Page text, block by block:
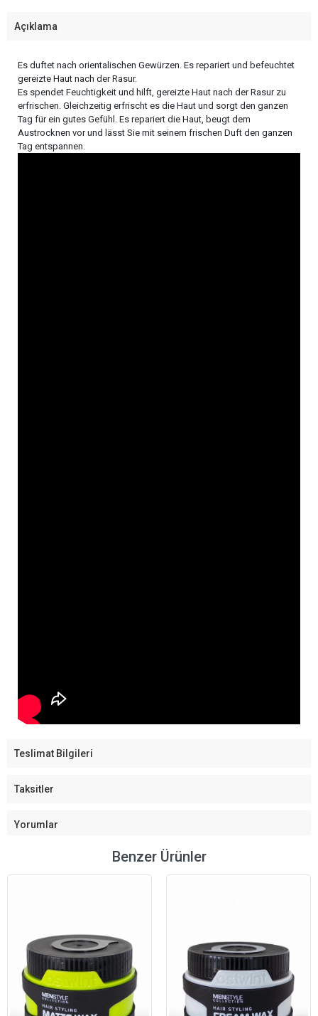
Açıklama
Es duftet nach orientalischen Gewürzen. Es repariert und befeuchtet
gereizte Haut nach der Rasur.
Es spendet Feuchtigkeit und hilft, gereizte Haut nach der Rasur zu
erfrischen. Gleichzeitig erfrischt es die Haut und sorgt den ganzen
Tag für ein gutes Gefühl. Es repariert die Haut, beugt dem
Austrocknen vor und lässt Sie mit seinem frischen Duft den ganzen
Tag entspannen.
Teslimat Bilgileri
Taksitler
Yorumlar
Benzer Ürünler